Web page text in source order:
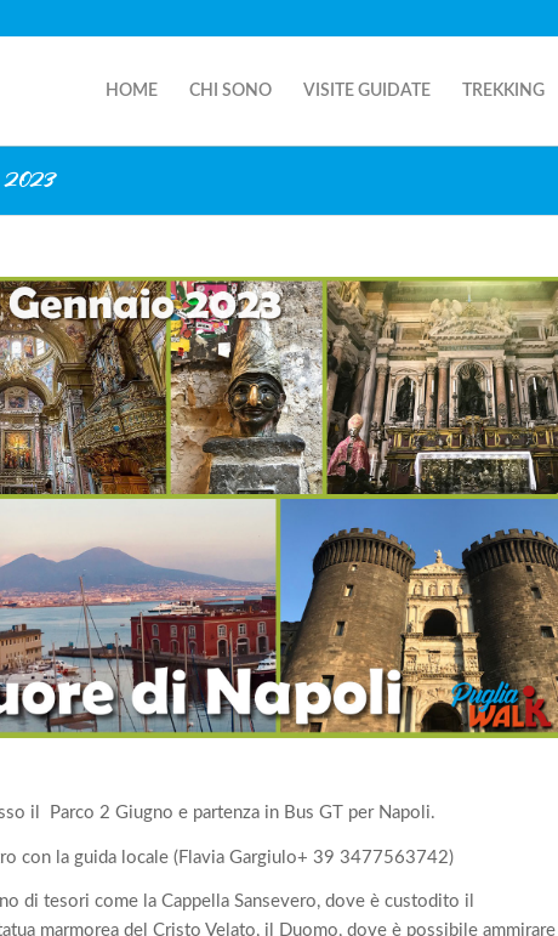
HOME CHI SONO VISITE GUIDATE TREKKING
2023
il Parco 2 Giugno e partenza in Bus GT per Napoli.
con la guida locale (Flavia Gargiulo+ 39 3477563742)
di tesori come la Cappella Sansevero, dove è custodito il
marmorea del Cristo Velato, il Duomo, dove è possibile ammirare